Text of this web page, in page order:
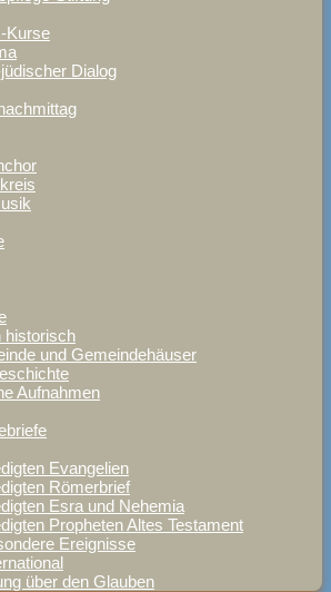
Kurse
Dialog
historisch
und Gemeindehäuser
Aufnahmen
Evangelien
Römerbrief
Esra und Nehemia
Propheten Altes Testament
Ereignisse
über den Glauben